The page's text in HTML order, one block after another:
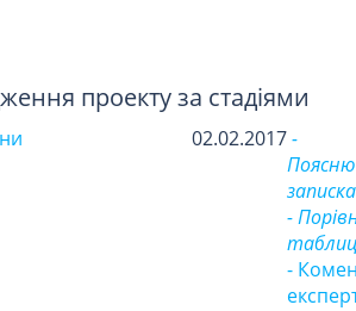
проекту за стадіями
02.02.2017-
записка
-
-